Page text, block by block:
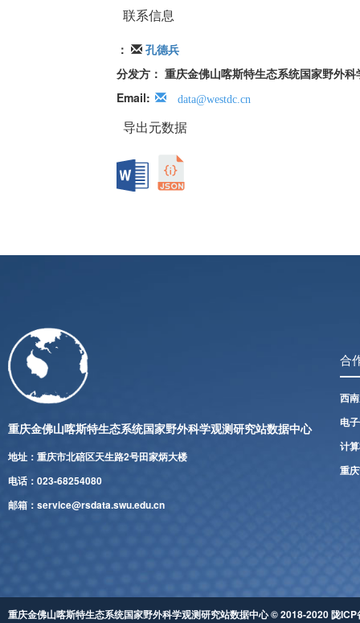
联系信息
：
孔德兵
分发方： 重庆金佛山喀斯特生态系统国家野外
Email:
data@westdc.cn
导出元数据
重庆金佛山喀斯特生态系统国家野外科学观测研究站数据中心
地址：重庆市北碚区天生路2号田家炳大楼
电话：023-68254080
邮箱：service@rsdata.swu.edu.cn
合
西
电
计
重
重庆金佛山喀斯特生态系统国家野外科学观测研究站数据中心 © 2018-2020 陇